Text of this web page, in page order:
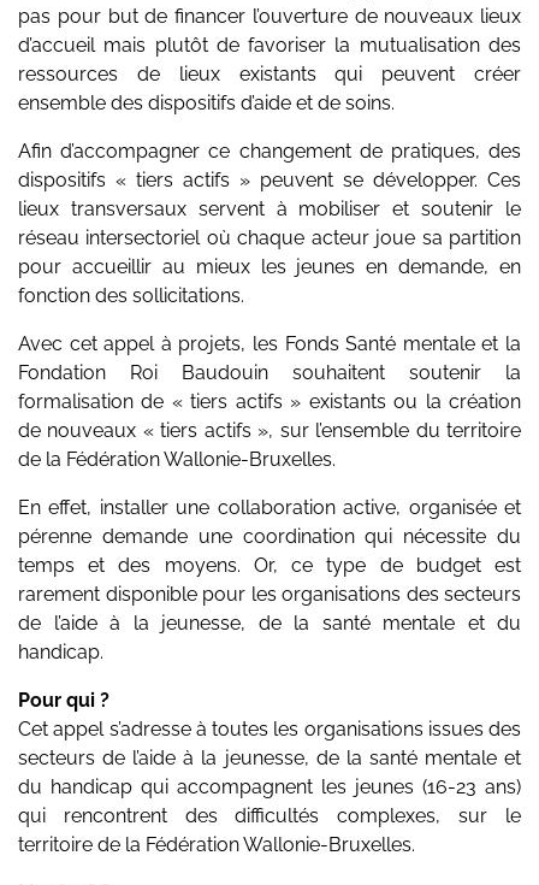
pas pour but de financer l’ouverture de nouveaux lieux
d’accueil mais plutôt de favoriser la mutualisation des
ressources de lieux existants qui peuvent créer
ensemble des dispositifs d’aide et de soins.
Afin d’accompagner ce changement de pratiques, des
dispositifs « tiers actifs » peuvent se développer. Ces
lieux transversaux servent à mobiliser et soutenir le
réseau intersectoriel où chaque acteur joue sa partition
pour accueillir au mieux les jeunes en demande, en
fonction des sollicitations.
Avec cet appel à projets, les Fonds Santé mentale et la
Fondation Roi Baudouin souhaitent soutenir la
formalisation de « tiers actifs » existants ou la création
de nouveaux « tiers actifs », sur l’ensemble du territoire
de la Fédération Wallonie-Bruxelles.
En effet, installer une collaboration active, organisée et
pérenne demande une coordination qui nécessite du
temps et des moyens. Or, ce type de budget est
rarement disponible pour les organisations des secteurs
de l’aide à la jeunesse, de la santé mentale et du
handicap.
Pour qui ?
Cet appel s’adresse à toutes les organisations issues des
secteurs de l’aide à la jeunesse, de la santé mentale et
du handicap qui accompagnent les jeunes (16-23 ans)
qui rencontrent des difficultés complexes, sur le
territoire de la Fédération Wallonie-Bruxelles.